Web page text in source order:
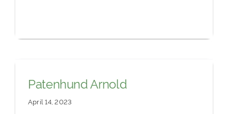
Patenhund Arnold
April 14, 2023